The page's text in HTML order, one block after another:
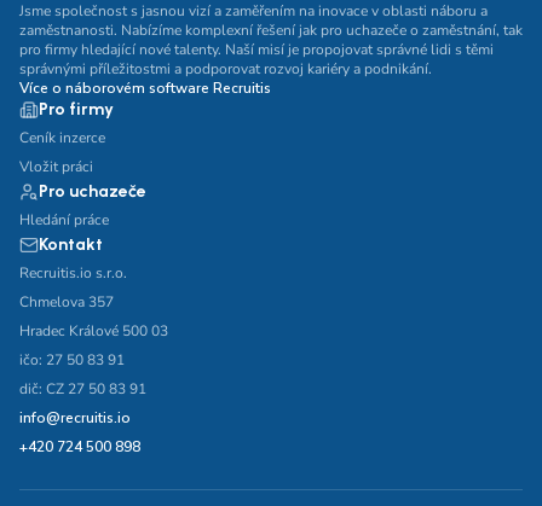
Jsme společnost s jasnou vizí a zaměřením na inovace v oblasti náboru a
zaměstnanosti. Nabízíme komplexní řešení jak pro uchazeče o zaměstnání, tak
pro firmy hledající nové talenty. Naší misí je propojovat správné lidi s těmi
správnými příležitostmi a podporovat rozvoj kariéry a podnikání.
Více o náborovém software Recruitis
Pro firmy
Ceník inzerce
Vložit práci
Pro uchazeče
Hledání práce
Kontakt
Recruitis.io s.r.o.
Chmelova 357
Hradec Králové 500 03
ičo: 27 50 83 91
dič: CZ 27 50 83 91
info@recruitis.io
+420 724 500 898